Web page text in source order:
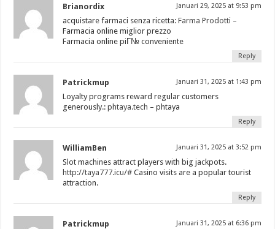
Brianordix Januari 29, 2025 at 9:53 pm
acquistare farmaci senza ricetta:Farma Prodotti –
Farmacia online miglior prezzo
Farmacia online piГ№ conveniente
Reply
Patrickmup Januari 31, 2025 at 1:43 pm
Loyalty programs reward regular customers
generously.:phtaya.tech – phtaya
Reply
WilliamBen Januari 31, 2025 at 3:52 pm
Slot machines attract players with big jackpots.
http://taya777.icu/# Casino visits are a popular tourist
attraction.
Reply
Patrickmup Januari 31, 2025 at 6:36 pm